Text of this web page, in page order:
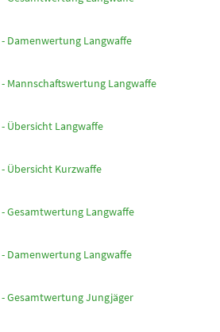
Damenwertung Langwaffe
Mannschaftswertung Langwaffe
Übersicht Langwaffe
Übersicht Kurzwaffe
Gesamtwertung Langwaffe
Damenwertung Langwaffe
Gesamtwertung Jungjäger